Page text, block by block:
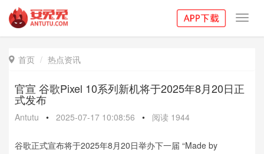
 首页 热点资讯
官宣 谷歌Pixel 10系列新机将于2025年8月20日正
式发布
Antutu • 2025-07-17 10:08:56 • 阅读 1944
谷歌正式宣布将于2025年8月20日举办下一届 “Made by